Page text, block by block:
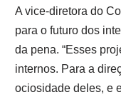
A vice-diretora do
para o futuro dos
da pena. “Esses
internos. Para a
ociosidade deles, e